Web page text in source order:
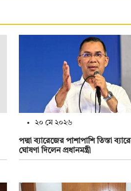
২০ মে ২০২৬
পদ্মা ব্যারেজের পাশাপাশি তিস্তা
ঘোষণা দিলেন প্রধানমন্ত্রী